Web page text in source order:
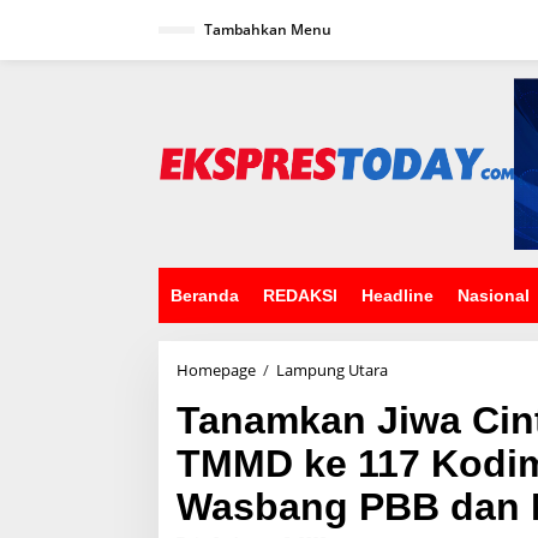
Tambahkan Menu
Beranda REDAKSI Headline Nasional
Homepage / Lampung Utara
n
a
m
k
a
n
Tanamkan Jiwa
TMMD ke 117
Wasbang PBB dan